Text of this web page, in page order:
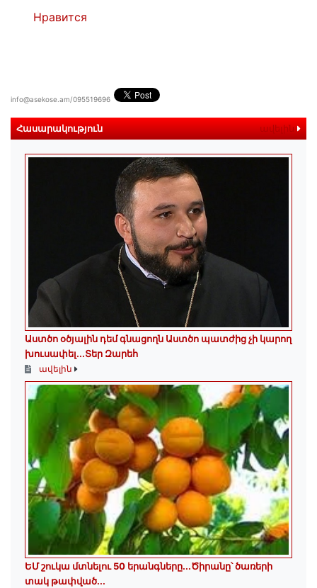
Нравится
info@asekose.am/095519696
Հասարակություն ավելին
Աստծո օծյալին դեմ գնացողն Աստծո պատժից չի կարող
խուսափել․․․Տեր Զարեհ
ավելին
ԵՄ շուկա մտնելու 50 երանգները․․․Ծիրանը՝ ծառերի
տակ թափված․․․